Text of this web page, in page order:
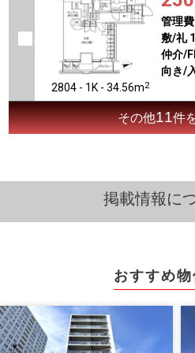
2804 - 1K - 34.56m2
管理費
敷/礼
仲介/
向き/
その他11件
掲載情報に
おすすめ